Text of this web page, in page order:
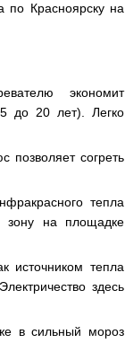
по Красноярску на
экономит
до 20 лет). Легко
позволяет согреть
тепла
зону на площадке
источником тепла
здесь
в сильный мороз